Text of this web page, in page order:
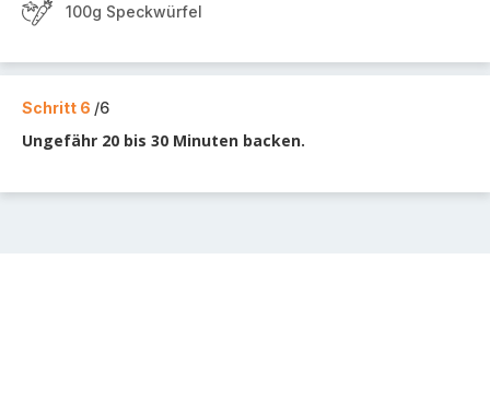
100g Speckwürfel
Schritt 6 /6
Ungefähr 20 bis 30 Minuten backen.